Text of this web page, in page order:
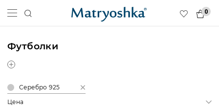
0
Футболки
Серебро 925
Цена